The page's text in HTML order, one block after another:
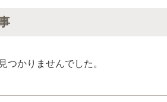
つかりませんでした。